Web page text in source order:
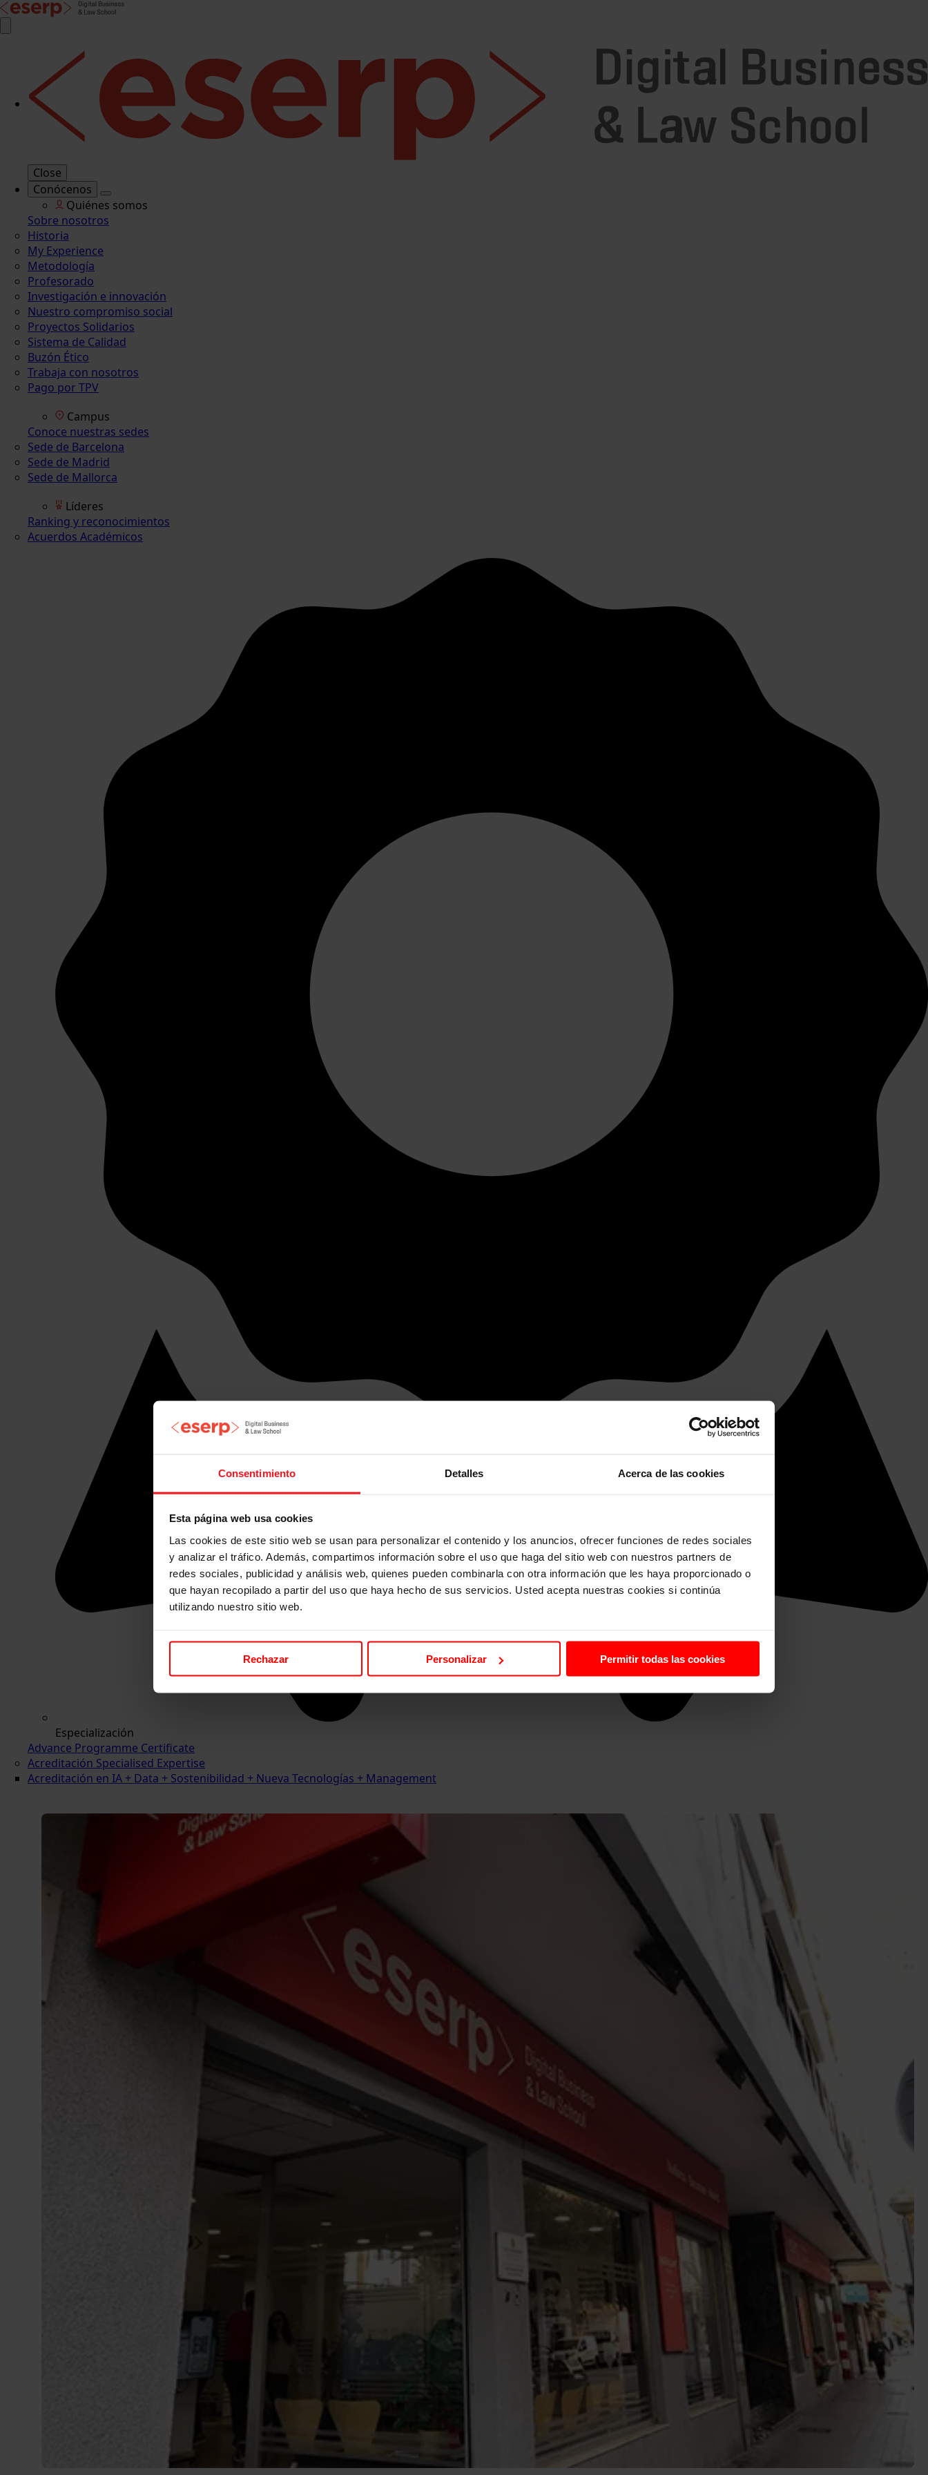
Consentimiento Detalles Acerca de las cookies
Esta página web usa cookies
Las cookies de este sitio web se usan para personalizar el contenido y los anuncios, ofrecer funciones de redes sociales
y analizar el tráfico. Además, compartimos información sobre el uso que haga del sitio web con nuestros partners de
redes sociales, publicidad y análisis web, quienes pueden combinarla con otra información que les haya proporcionado o
que hayan recopilado a partir del uso que haya hecho de sus servicios. Usted acepta nuestras cookies si continúa
utilizando nuestro sitio web.
Rechazar Personalizar Permitir todas las cookies
Close
Conócenos
Quiénes somos
Sobre nosotros
Historia
My Experience
Metodología
Profesorado
Investigación e innovación
Nuestro compromiso social
Proyectos Solidarios
Sistema de Calidad
Buzón Ético
Trabaja con nosotros
Pago por TPV
Campus
Conoce nuestras sedes
Sede de Barcelona
Sede de Madrid
Sede de Mallorca
Líderes
Ranking y reconocimientos
Acuerdos Académicos
Especialización
Advance Programme Certificate
Acreditación Specialised Expertise
Acreditación en IA + Data + Sostenibilidad + Nueva Tecnologías + Management